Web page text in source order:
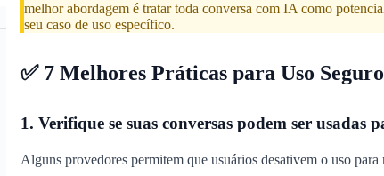
melhor abordagem é tratar toda conversa com IA como
seu caso de uso específico.
✅ 7 Melhores Práticas para Uso
1. Verifique se suas conversas podem ser usadas
Alguns provedores permitem que usuários desativem o uso